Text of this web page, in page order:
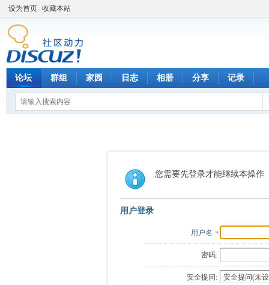
设为首页 收藏本站
论坛 群组 家园 日志 相册 分享 记录
您需要先登录才能继续本操作
用户登录
用户名
密码:
安全提问: